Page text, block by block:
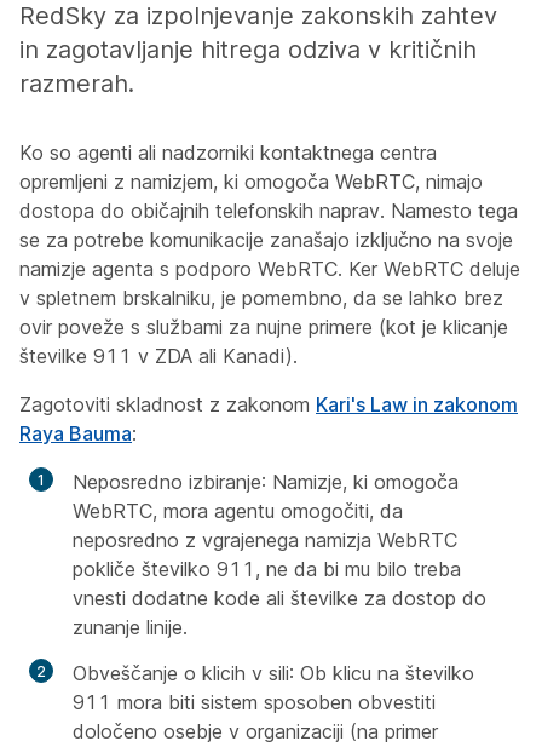
RedSky za izpolnjevanje zakonskih zahtev
in zagotavljanje hitrega odziva v kritičnih
razmerah.
Ko so agenti ali nadzorniki kontaktnega centra
opremljeni z namizjem, ki omogoča WebRTC, nimajo
dostopa do običajnih telefonskih naprav. Namesto tega
se za potrebe komunikacije zanašajo izključno na svoje
namizje agenta s podporo WebRTC. Ker WebRTC deluje
v spletnem brskalniku, je pomembno, da se lahko brez
ovir poveže s službami za nujne primere (kot je klicanje
številke 911 v ZDA ali Kanadi).
Zagotoviti skladnost z zakonom Kari's Law in zakonom
Raya Bauma:
Neposredno izbiranje: Namizje, ki omogoča
WebRTC, mora agentu omogočiti, da
neposredno z vgrajenega namizja WebRTC
pokliče številko 911, ne da bi mu bilo treba
vnesti dodatne kode ali številke za dostop do
zunanje linije.
Obveščanje o klicih v sili: Ob klicu na številko
911 mora biti sistem sposoben obvestiti
določeno osebje v organizaciji (na primer